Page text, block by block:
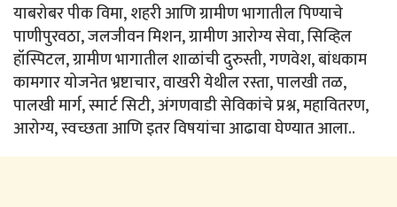
याबरोबर पीक विमा, शहरी आणि ग्रामीण भागातील पिण्याचे
पाणीपुरवठा, जलजीवन मिशन, ग्रामीण आरोग्य सेवा, सिव्हिल
हॉस्पिटल, ग्रामीण भागातील शाळांची दुरुस्ती, गणवेश, बांधकाम
कामगार योजनेत भ्रष्टाचार, वाखरी येथील रस्ता, पालखी तळ,
पालखी मार्ग, स्मार्ट सिटी, अंगणवाडी सेविकांचे प्रश्न, महावितरण,
आरोग्य, स्वच्छता आणि इतर विषयांचा आढावा घेण्यात आला..